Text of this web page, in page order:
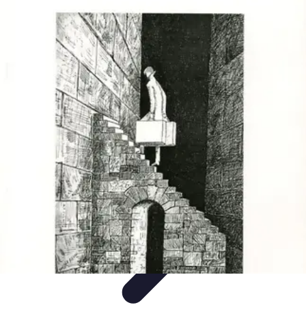
Techniques et pratiquesMéthodes de relaxation
Prévention du
Aménagement et ressources Santé mentale
Cadres Zen